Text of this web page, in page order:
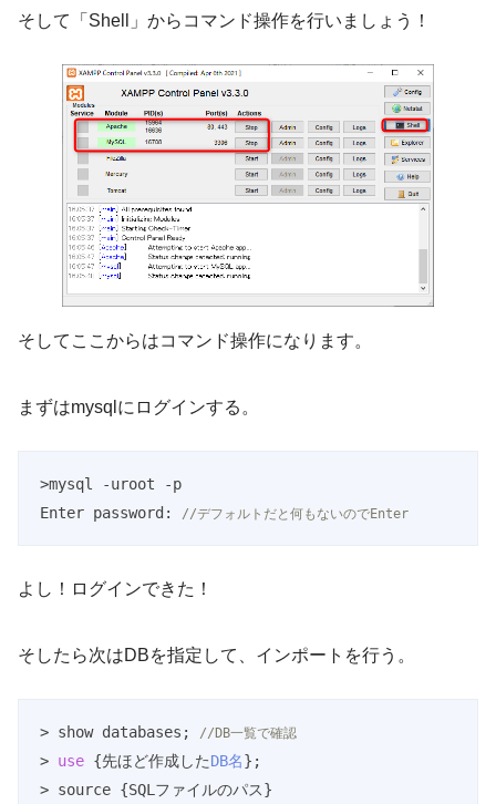
そして「Shell」からコマンド操作を行いましょう！
そしてここからはコマンド操作になります。
まずはmysqlにログインする。
>mysql -uroot -p
Enter password:
//デフォルトだと何もないのでEnter
よし！ログインできた！
そしたら次はDBを指定して、インポートを行う。
> show databases; //DB一覧で確認
> use {先ほど作成したDB名};
> source {SQLファイルのパス}